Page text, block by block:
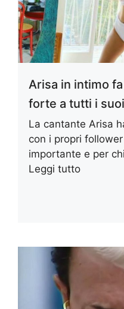
Arisa in intimo
forte a tutti i
La cantante Arisa
con i propri
importante e per
Leggi tutto